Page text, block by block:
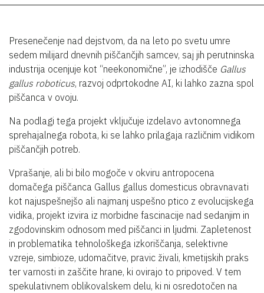
Presenečenje nad dejstvom, da na leto po svetu umre
sedem milijard dnevnih piščančjih samcev, saj jih perutninska
industrija ocenjuje kot “neekonomične”, je izhodišče Gallus
gallus roboticus, razvoj odprtokodne AI, ki lahko zazna spol
piščanca v ovoju.
Na podlagi tega projekt vključuje izdelavo avtonomnega
sprehajalnega robota, ki se lahko prilagaja različnim vidikom
piščančjih potreb.
Vprašanje, ali bi bilo mogoče v okviru antropocena
domačega piščanca Gallus gallus domesticus obravnavati
kot najuspešnejšo ali najmanj uspešno ptico z evolucijskega
vidika, projekt izvira iz morbidne fascinacije nad sedanjim in
zgodovinskim odnosom med piščanci in ljudmi. Zapletenost
in problematika tehnološkega izkoriščanja, selektivne
vzreje, simbioze, udomačitve, pravic živali, kmetijskih praks
ter varnosti in zaščite hrane, ki ovirajo to pripoved. V tem
spekulativnem oblikovalskem delu, ki ni osredotočen na